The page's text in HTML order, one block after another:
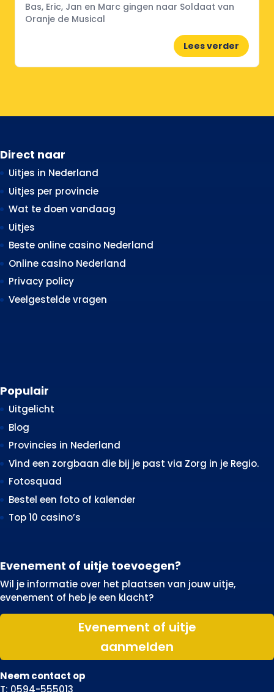
Bas, Eric, Jan en Marc gingen naar Soldaat van
Oranje de Musical
Lees verder
Direct naar
Uitjes in Nederland
Uitjes per provincie
Wat te doen vandaag
Uitjes
Beste online casino Nederland
Online casino Nederland
Privacy policy
Veelgestelde vragen
Populair
Uitgelicht
Blog
Provincies in Nederland
Vind een zorgbaan die bij je past via Zorg in je Regio.
Fotosquad
Bestel een foto of kalender
Top 10 casino’s
Evenement of uitje toevoegen?
Wil je informatie over het plaatsen van jouw uitje,
evenement of heb je een klacht?
Evenement of uitje
aanmelden
Neem contact op
T: 0594-555013